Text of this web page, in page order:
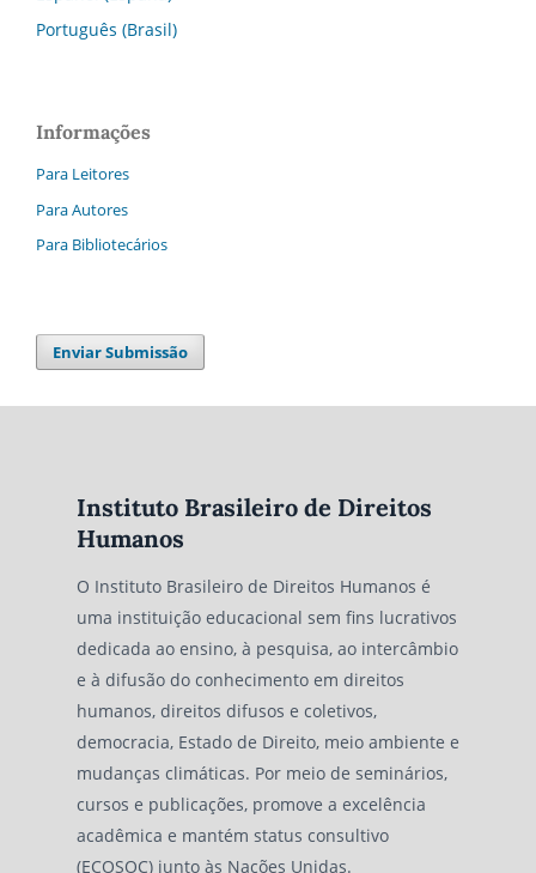
Português (Brasil)
Informações
Para Leitores
Para Autores
Para Bibliotecários
Enviar Submissão
Instituto Brasileiro de Direitos
Humanos
O Instituto Brasileiro de Direitos Humanos é
uma instituição educacional sem fins lucrativos
dedicada ao ensino, à pesquisa, ao intercâmbio
e à difusão do conhecimento em direitos
humanos, direitos difusos e coletivos,
democracia, Estado de Direito, meio ambiente e
mudanças climáticas. Por meio de seminários,
cursos e publicações, promove a excelência
acadêmica e mantém status consultivo
(ECOSOC) junto às Nações Unidas.